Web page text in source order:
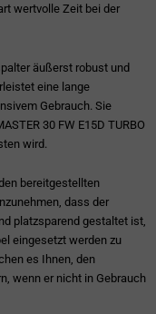
wertvolle Zeit bei der
äußerst robust und
eine lange
Gebrauch. Sie
30 FW E15D TURBO
wird.
bereitgestellten
dass der
platzsparend gestaltet ist,
eingesetzt werden zu
es Ihnen, den
wenn er nicht in Gebrauch